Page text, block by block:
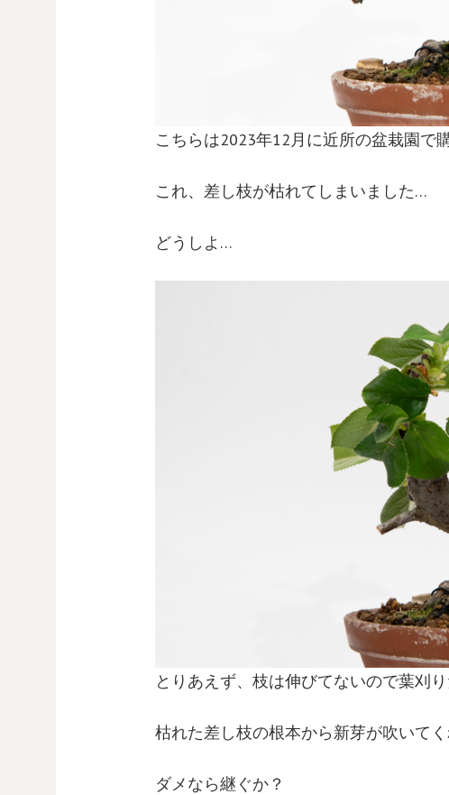
こちらは2023年12月に近所の盆栽園で
これ、差し枝が枯れてしまいました…
どうしよ…
とりあえず、枝は伸びてないので葉刈
枯れた差し枝の根本から新芽が吹いて
ダメなら継ぐか？